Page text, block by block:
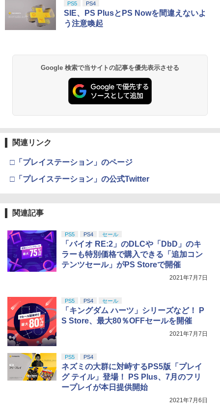
PS5 PS4
SIE、PS PlusとPS Nowを間違えないよ
う注意喚起
Google 検索で当サイトの記事を優先表示させる
関連リンク
□「プレイステーション」のページ
□「プレイステーション」の公式Twitter
関連記事
PS5 PS4 セール
「バイオ RE:2」のDLCや「DbD」のキ
ラーも特別価格で購入できる「追加コン
テンツセール」がPS Storeで開催
2021年7月7日
PS5 PS4 セール
「キングダム ハーツ」シリーズなど！ P
S Store、最大80％OFFセールを開催
2021年7月7日
PS5 PS4
ネズミの大群に対峙するPS5版「プレイ
グ テイル」登場！ PS Plus、7月のフリ
ープレイが本日提供開始
2021年7月6日